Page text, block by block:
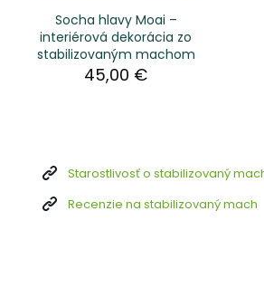
Socha hlavy Moai –
interiérová dekorácia zo
stabilizovaným machom
45,00 €
Starostlivosť o stabilizovaný
Recenzie na stabilizovaný mach